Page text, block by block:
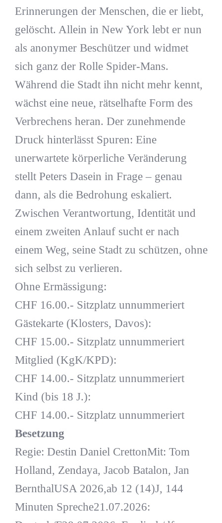
Erinnerungen der Menschen, die er liebt,
gelöscht. Allein in New York lebt er nun
als anonymer Beschützer und widmet
sich ganz der Rolle Spider-Mans.
Während die Stadt ihn nicht mehr kennt,
wächst eine neue, rätselhafte Form des
Verbrechens heran. Der zunehmende
Druck hinterlässt Spuren: Eine
unerwartete körperliche Veränderung
stellt Peters Dasein in Frage – genau
dann, als die Bedrohung eskaliert.
Zwischen Verantwortung, Identität und
einem zweiten Anlauf sucht er nach
einem Weg, seine Stadt zu schützen, ohne
sich selbst zu verlieren.
Ohne Ermässigung:
CHF 16.00.- Sitzplatz unnummeriert
Gästekarte (Klosters, Davos):
CHF 15.00.- Sitzplatz unnummeriert
Mitglied (KgK/KPD):
CHF 14.00.- Sitzplatz unnummeriert
Kind (bis 18 J.):
CHF 14.00.- Sitzplatz unnummeriert
Besetzung
Regie: Destin Daniel CrettonMit: Tom
Holland, Zendaya, Jacob Batalon, Jan
BernthalUSA 2026,ab 12 (14)J, 144
Minuten Spreche21.07.2026: